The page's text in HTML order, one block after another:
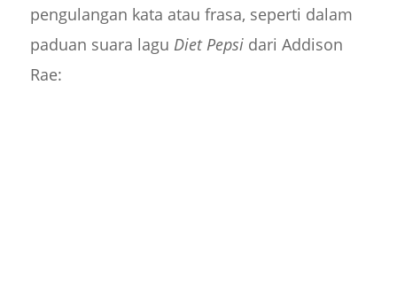
pengulangan kata atau frasa, seperti dalam
paduan suara lagu Diet Pepsidari Addison
Rae: